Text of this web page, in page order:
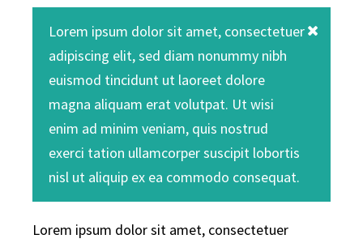
Lorem ipsum dolor sit amet, consectetuer
adipiscing elit, sed diam nonummy nibh
euismod tincidunt ut laoreet dolore
magna aliquam erat volutpat. Ut wisi
enim ad minim veniam, quis nostrud
exerci tation ullamcorper suscipit lobortis
nisl ut aliquip ex ea commodo consequat.
Lorem ipsum dolor sit amet, consectetuer